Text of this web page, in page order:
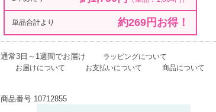
単品合計より 約269円お得！
通常3日～1週間でお届け
ラッピングについて
お届けについて
お支払いについて 商品について
商品番号 10712855